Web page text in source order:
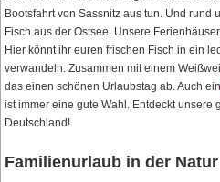
Bootsfahrt von Sassnitz aus tun. Und rund
Fisch aus der Ostsee. Unsere
Hier könnt ihr euren frischen Fisch in ein
verwandeln. Zusammen mit einem
das einen schönen Urlaubstag ab. Auch ein
ist immer eine gute Wahl. Entdeckt unsere
Deutschland!
Familienurlaub in der Natur